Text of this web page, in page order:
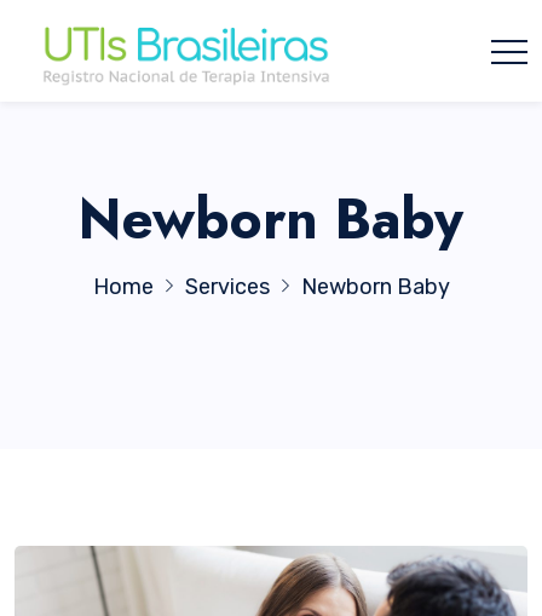
Newborn Baby
Home Services Newborn Baby